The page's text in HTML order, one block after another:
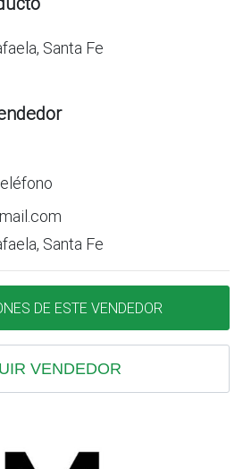
Santa Fe
Santa Fe
DE ESTE VENDEDOR
VENDEDOR